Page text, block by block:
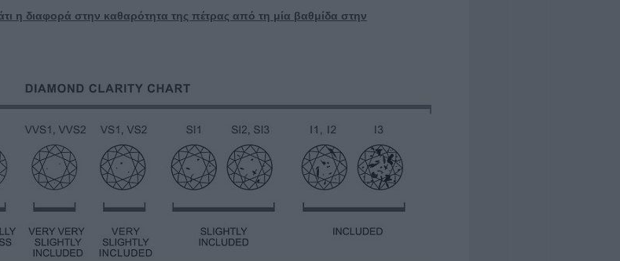
η διαφορά στην καθαρότητα της πέτρας από τη μία βαθμίδα στην